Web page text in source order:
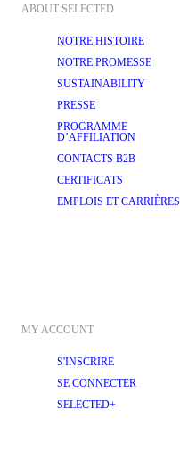
ABOUT SELECTED
NOTRE HISTOIRE
NOTRE PROMESSE
SUSTAINABILITY
PRESSE
PROGRAMME
D’AFFILIATION
CONTACTS B2B
CERTIFICATS
EMPLOIS ET CARRIÈRES
MY ACCOUNT
S'INSCRIRE
SE CONNECTER
SELECTED+